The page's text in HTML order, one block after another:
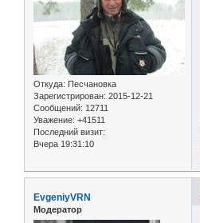
Откуда: Песчановка
Зарегистрирован: 2015-12-21
Сообщений: 12711
Уважение: +41511
Последний визит:
Вчера 19:31:10
EvgeniyVRN
Модератор